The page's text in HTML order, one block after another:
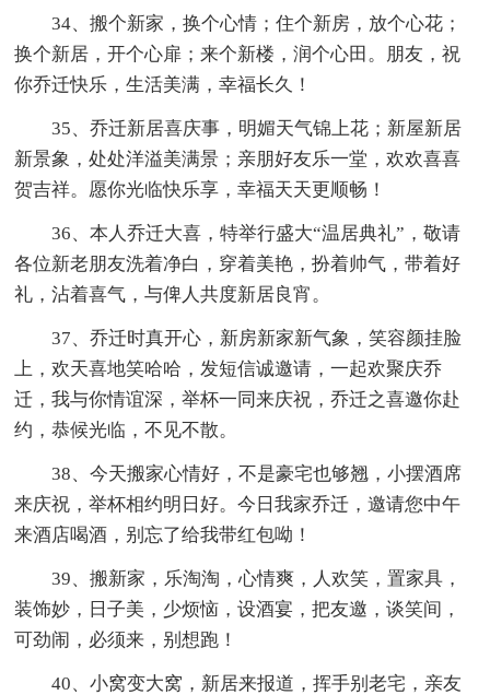
34、搬个新家，换个心情；住个新房，放个心花；
换个新居，开个心扉；来个新楼，润个心田。朋友，祝
你乔迁快乐，生活美满，幸福长久！
35、乔迁新居喜庆事，明媚天气锦上花；新屋新居
新景象，处处洋溢美满景；亲朋好友乐一堂，欢欢喜喜
贺吉祥。愿你光临快乐享，幸福天天更顺畅！
36、本人乔迁大喜，特举行盛大“温居典礼”，敬请
各位新老朋友洗着净白，穿着美艳，扮着帅气，带着好
礼，沾着喜气，与俾人共度新居良宵。
37、乔迁时真开心，新房新家新气象，笑容颜挂脸
上，欢天喜地笑哈哈，发短信诚邀请，一起欢聚庆乔
迁，我与你情谊深，举杯一同来庆祝，乔迁之喜邀你赴
约，恭候光临，不见不散。
38、今天搬家心情好，不是豪宅也够翘，小摆酒席
来庆祝，举杯相约明日好。今日我家乔迁，邀请您中午
来酒店喝酒，别忘了给我带红包呦！
39、搬新家，乐淘淘，心情爽，人欢笑，置家具，
装饰妙，日子美，少烦恼，设酒宴，把友邀，谈笑间，
可劲闹，必须来，别想跑！
40、小窝变大窝，新居来报道，挥手别老宅，亲友